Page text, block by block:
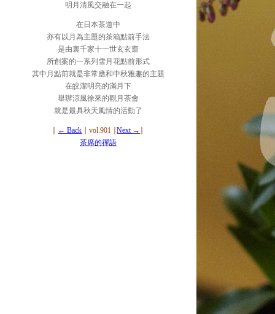
明月清風交融在一起
在日本茶道中
亦有以月為主題的茶箱點前手法
是由裏千家十一世玄玄齋
所創案的一系列雪月花點前形式
其中月點前就是非常應和中秋雅趣的主題
在皎潔明亮的滿月下
舉辦涼風徐來的觀月茶會
就是最具秋天風情的活動了
← Back ∣ vol.901 ∣Next →
茶席的禪語